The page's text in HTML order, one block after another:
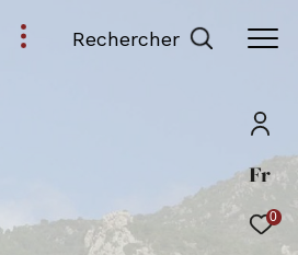
Fr
0
Rechercher